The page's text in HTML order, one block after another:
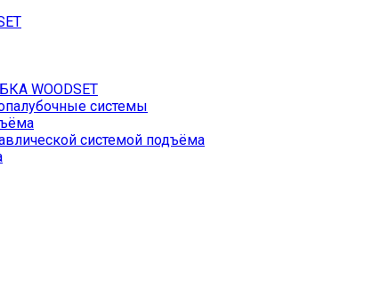
WOODSET
системы
системой подъёма